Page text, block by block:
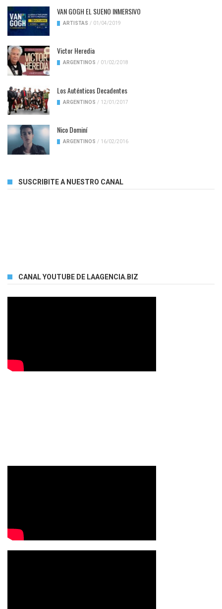
VAN GOGH EL SUENO INMERSIVO
ARTISTAS / 01/04/2019
Victor Heredia
ARGENTINOS / 01/02/2018
Los Auténticos Decadentes
ARGENTINOS / 12/01/2017
Nico Dominí
ARGENTINOS / 16/02/2016
SUSCRIBITE A NUESTRO CANAL
CANAL YOUTUBE DE LAAGENCIA.BIZ